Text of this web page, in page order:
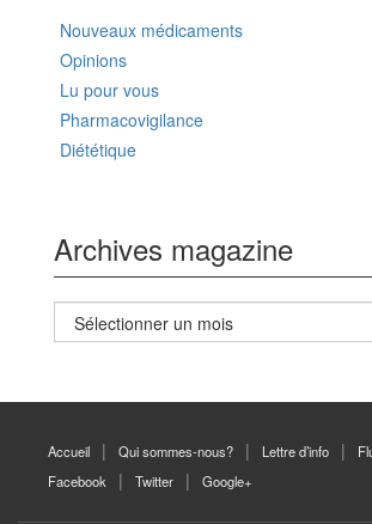
Nouveaux médicaments
Opinions
Lu pour vous
Pharmacovigilance
Diététique
Archives magazine
Archives
magazine
Accueil Qui sommes-nous? Lettre d’info
Facebook
Twitter Google+